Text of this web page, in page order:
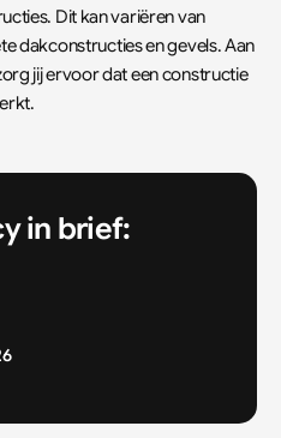
Dit kan variëren van
dakconstructies en gevels. Aan
jij ervoor dat een constructie
in brief: